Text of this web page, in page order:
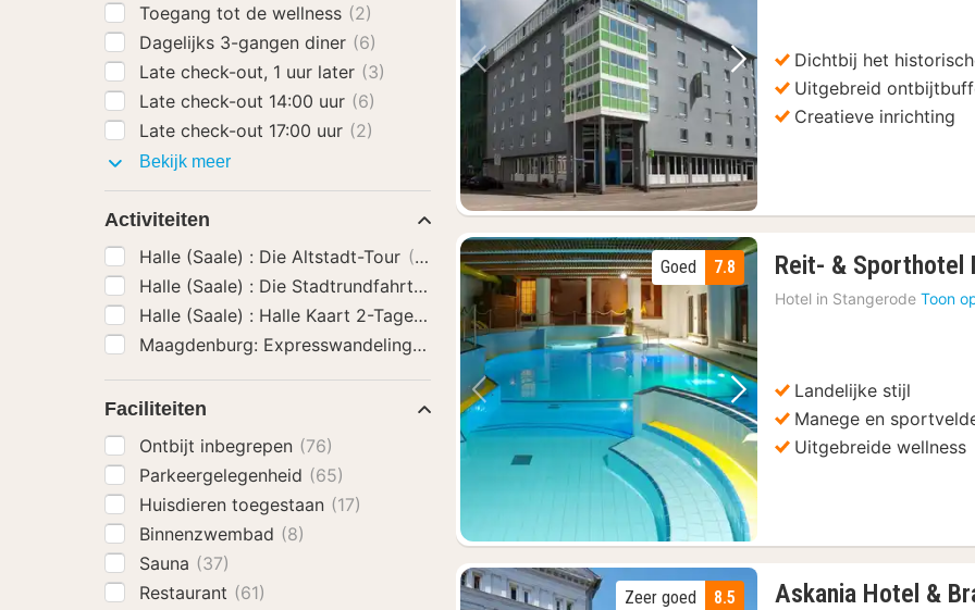
Vorige foto Volgende foto
Dichtbij het
Uitgebreid
Creatieve inrichting
Vorige foto Volgende foto
7.8
Goed Reit- & Sporthotel
Hotel in Stangerode Toon
Landelijke stijl
Manege en
Uitgebreide wellness
8.5
Zeer goed Askania Hotel &
Toegang tot de wellness (2)
Dagelijks 3-gangen diner (6)
Late check-out, 1 uur later (3)
Late check-out 14:00 uur (6)
Late check-out 17:00 uur (2)
Bekijk meerHotel
Activiteiten
Halle (Saale) : Die Altstadt-Tour (9)
Halle (Saale) : Die Stadtrundfahrt met de Halle-Hopper(9)
Halle (Saale) : Halle Kaart 2-Tages-Ticket(9)
Maagdenburg: Expresswandeling met een plaatselijke bewoner(1)
Faciliteiten
Ontbijt inbegrepen (76)
Parkeergelegenheid (65)
Huisdieren toegestaan (17)
Binnenzwembad (8)
Sauna (37)
Restaurant (61)